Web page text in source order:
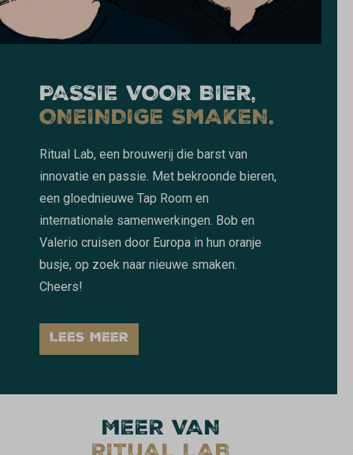
PASSIE VOOR BIER,
ONEINDIGE SMAKEN.
Ritual Lab, een brouwerij die barst van
innovatie en passie. Met bekroonde bieren,
een gloednieuwe Tap Room en
internationale samenwerkingen. Bob en
Valerio cruisen door Europa in hun oranje
busje, op zoek naar nieuwe smaken.
Cheers!
LEES MEER
MEER VAN